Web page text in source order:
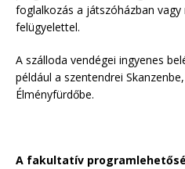
foglalkozás a játszóházban
felügyelettel.
A szálloda vendégei ingyenes
például a szentendrei
Élményfürdőbe.
A fakultatív